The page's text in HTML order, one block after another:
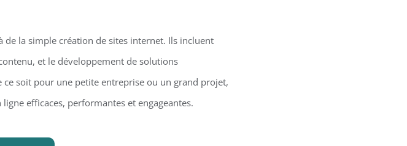
de la simple création de sites internet. Ils incluent
et le développement de solutions
ce soit pour une petite entreprise ou un grand projet,
efficaces, performantes et engageantes.